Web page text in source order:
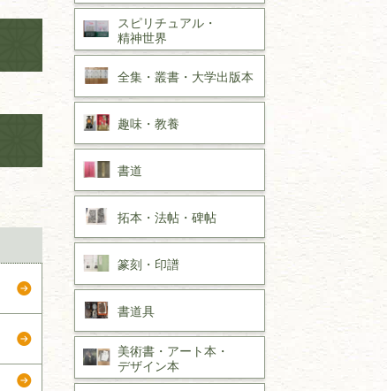
スピリチュアル・
精神世界
全集・ 叢書・ 大学出版本
趣味・ 教養
書道
拓本・法帖・ 碑帖
篆刻・印譜
書道具
美術書・アート本・
デザイン本